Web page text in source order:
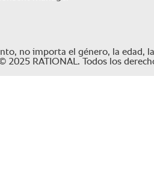
no importa el género, la edad,
RATIONAL. Todos los